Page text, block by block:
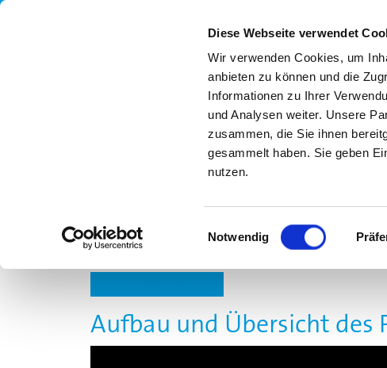
Diese Webseite verwendet
Wir verwenden Cookies, um
anbieten zu können und die
Informationen zu Ihrer
und Analysen weiter. Unsere
zusammen, die Sie ihnen
gesammelt haben. Sie geben
nutzen.
Einwilligungsauswahl
Notwendig
Aufbau und Übersicht des